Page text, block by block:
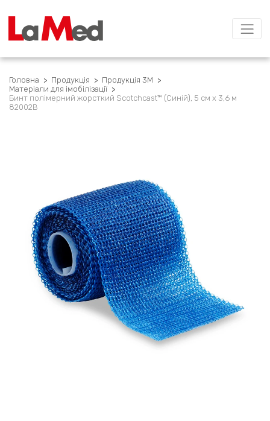
Головна > Продукція > Продукція 3M >
Матеріали для імобілізації >
Бинт полімерний жорсткий Scotchcast™ (Синій), 5 см х 3,6 м
82002B